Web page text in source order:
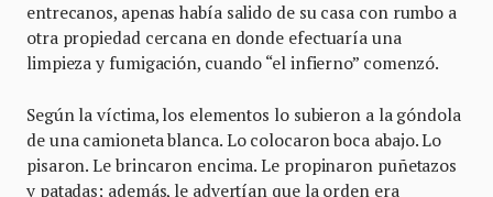
entrecanos, apenas había salido de su casa con rumbo a
otra propiedad cercana en donde efectuaría una
limpieza y fumigación, cuando “el infierno” comenzó.
Según la víctima, los elementos lo subieron a la góndola
de una camioneta blanca. Lo colocaron boca abajo. Lo
pisaron. Le brincaron encima. Le propinaron puñetazos
y patadas; además, le advertían que la orden era